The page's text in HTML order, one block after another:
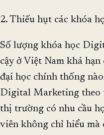
2. Thiếu hụt các khóa
Số lượng khóa học
cậy ở Việt Nam khá
đại học chính thống
Digital Marketing theo
thị trường có nhu cầu
viên không chỉ hiểu mà